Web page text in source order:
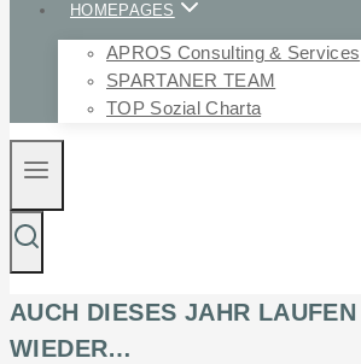
HOMEPAGES
APROS Consulting & Services
SPARTANER TEAM
TOP Sozial Charta
AUCH DIESES JAHR
WIEDER…